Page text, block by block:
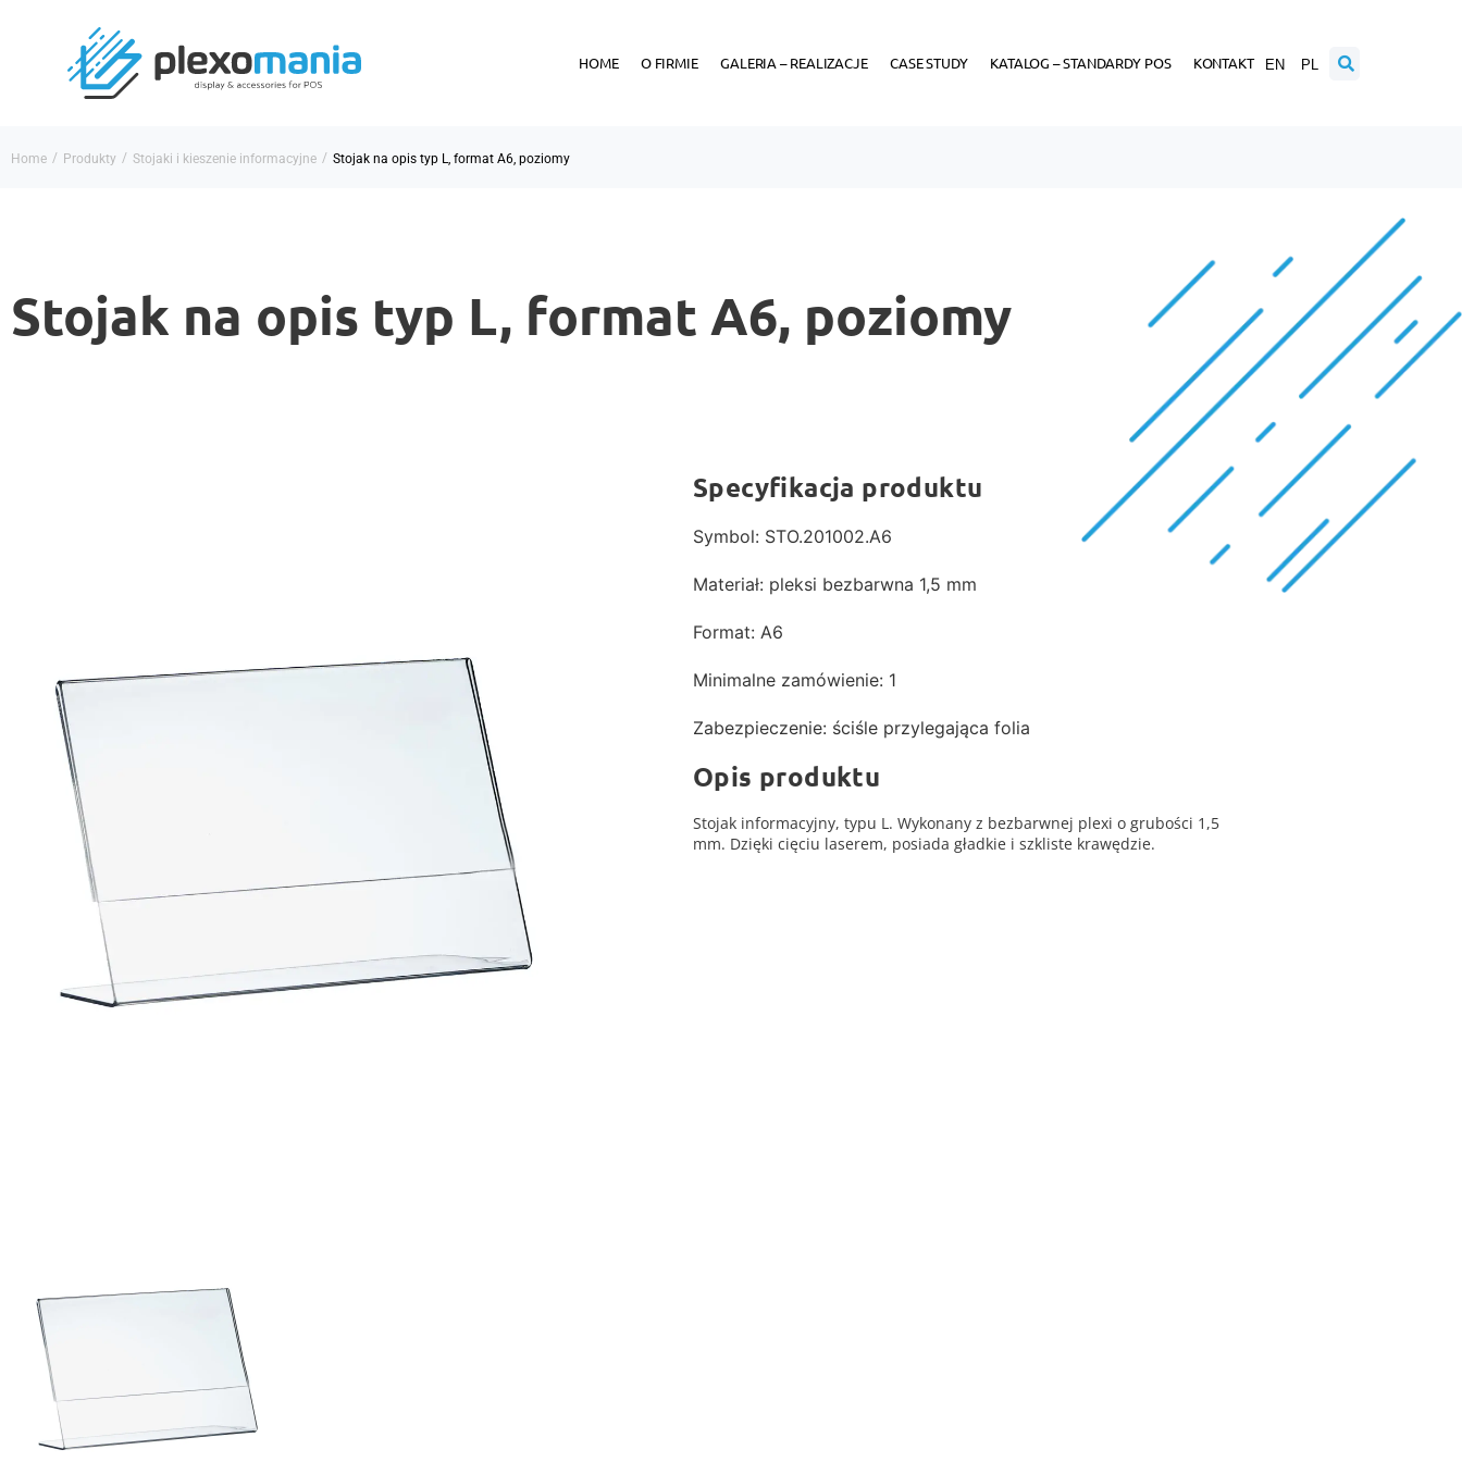
HOME O FIRMIE GALERIA – REALIZACJE CASE STUDY KATALOG – STANDARDY POS KONTAKT EN PL
Home / Produkty / Stojaki i kieszenie informacyjne / Stojak na opis typ L, format A6, poziomy
Stojak na opis typ L, format A6, poziomy
Specyfikacja produktu
Symbol: STO.201002.A6
Materiał: pleksi bezbarwna 1,5 mm
Format: A6
Minimalne zamówienie: 1
Zabezpieczenie: ściśle przylegająca folia
Opis produktu
Stojak informacyjny, typu L. Wykonany z bezbarwnej plexi o grubości 1,5
mm. Dzięki cięciu laserem, posiada gładkie i szkliste krawędzie.